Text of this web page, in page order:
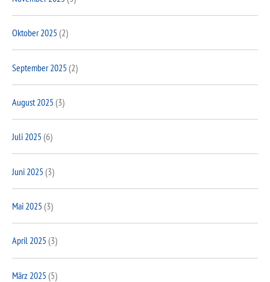
Oktober 2025 (2)
September 2025 (2)
August 2025 (3)
Juli 2025 (6)
Juni 2025 (3)
Mai 2025 (3)
April 2025 (3)
März 2025 (5)